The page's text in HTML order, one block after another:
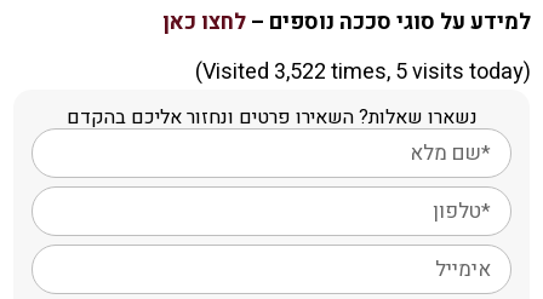
נשארו שאלות? השאירו פרטים ונחזור אליכם בהקדם
למידע על סוגי סככה נוספים –לחצו כאן
(Visited 3,522 times, 5 visits today)